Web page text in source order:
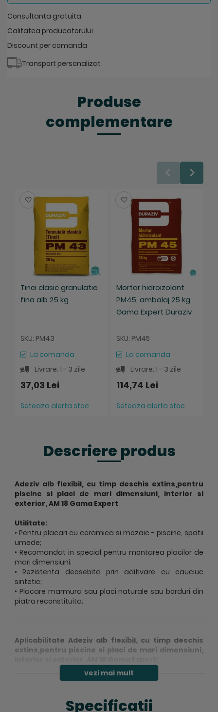
Consultanta gratuita
Calitatea producatorului
Discount per comanda
Transport personalizat
Produse
complementare
Tinci clasic granulatie
fina alb 25 kg
SKU: PM43
La comanda
Livrare: 1 - 3 zile
37,03 Lei
Salveaza
Seteaza alerta stoc
Mortar hidroizolant
PM45, ambalaj 25 kg
Gama Expert Duraziv
SKU: PM45
La comanda
Livrare: 1 - 3 zile
114,74 Lei
Salveaza
Seteaza alerta stoc
Descriere produs
Adeziv alb flexibil, cu timp deschis extins,pentru
piscine si placi de mari dimensiuni, interior si
exterior, AM 18 Gama Expert
Utilitate:
• Pentru placari cu ceramica si mozaic - piscine, spatii
umede;
• Recomandat in special pentru montarea placilor de
mari dimensiuni;
• Rezistenta deosebita prin aditivare cu cauciuc
sintetic;
• Placare marmura sau placi naturale sau borduri din
piatra reconstituita;
Aplicabilitate Adeziv alb flexibil, cu timp deschis
extins,pentru piscine si placi de mari dimensiuni,
Placari in strat de 4-10 mm prin respectarea
urmatoarelor criterii:
- placute de mozaic pe suport de hartie sau pe plasa
de fibra de sticla;
vezi mai mult
Specificatii